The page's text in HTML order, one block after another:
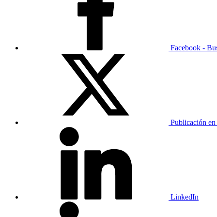
Facebook -
Publicación
LinkedIn